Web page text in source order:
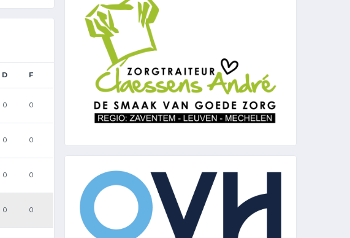
D F
0 0
0 0
0 0
0 0